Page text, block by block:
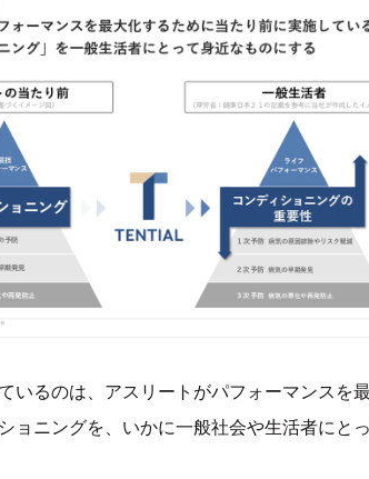
いるのは、アスリートがパフォーマンスを
ョニングを、いかに一般社会や生活者にと